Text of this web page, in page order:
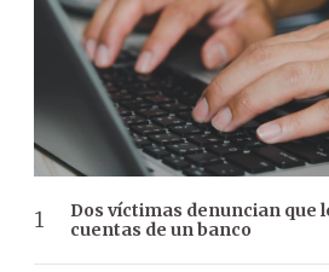
Dos víctimas denuncian que
cuentas de un banco